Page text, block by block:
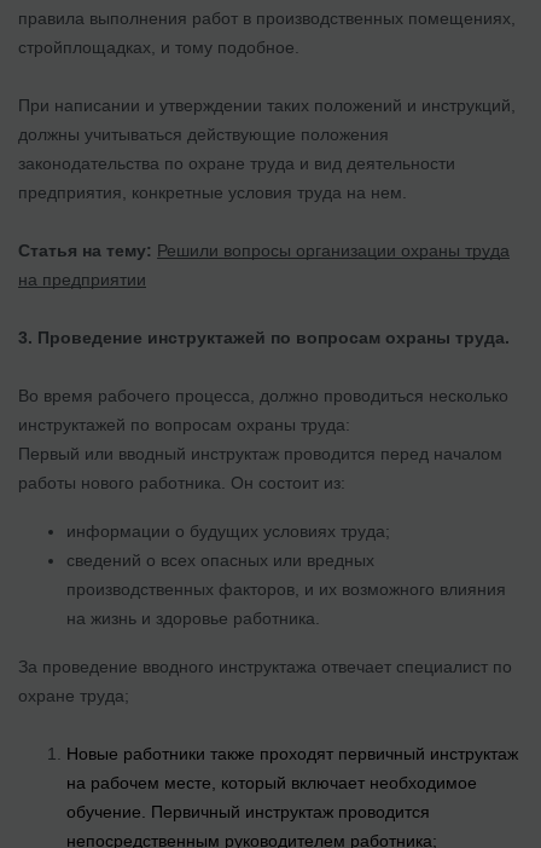
правила выполнения работ в производственных помещениях,
стройплощадках, и тому подобное.
При написании и утверждении таких положений и инструкций,
должны учитываться действующие положения
законодательства по охране труда и вид деятельности
предприятия, конкретные условия труда на нем.
Статья на тему: Решили вопросы организации охраны труда
на предприятии
3. Проведение инструктажей по вопросам охраны труда.
Во время рабочего процесса, должно проводиться несколько
инструктажей по вопросам охраны труда:
Первый или вводный инструктаж проводится перед началом
работы нового работника. Он состоит из:
информации о будущих условиях труда;
сведений о всех опасных или вредных
производственных факторов, и их возможного влияния
на жизнь и здоровье работника.
За проведение вводного инструктажа отвечает специалист по
охране труда;
Новые работники также проходят первичный инструктаж
на рабочем месте, который включает необходимое
обучение. Первичный инструктаж проводится
непосредственным руководителем работника;